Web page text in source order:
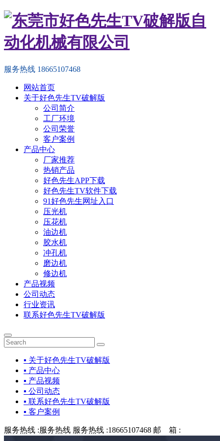
服务热线 18665107468
网站首页
关于好色先生TV破解版
公司简介
工厂环境
公司荣誉
客户案例
产品中心
厂家推荐
热销产品
好色先生APP下载
好色先生TV软件下载
91好色先生网址入口
压光机
压花机
油边机
胶水机
冲孔机
磨边机
修边机
产品视频
公司动态
行业资讯
联系好色先生TV破解版
▪ 关于好色先生TV破解版
▪ 产品中心
▪ 产品视频
▪ 公司动态
▪ 联系好色先生TV破解版
▪ 客户案例
服务热线 :服务热线 服务热线 :18665107468 邮 箱 :